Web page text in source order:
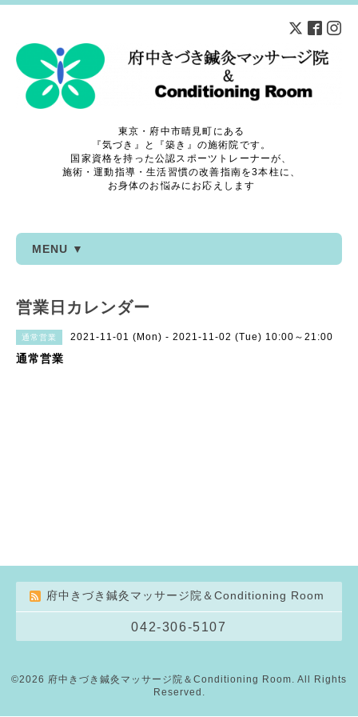
東京・府中市晴見町にある
『気づき』と『築き』の施術院です。
国家資格を持った公認スポーツトレーナーが、
施術・運動指導・生活習慣の改善指南を3本柱に、
お身体のお悩みにお応えします
MENU ▼
営業日カレンダー
通常営業 2021-11-01 (Mon) - 2021-11-02 (Tue) 10:00～21:00
通常営業
府中きづき鍼灸マッサージ院＆Conditioning Room
042-306-5107
©2026 府中きづき鍼灸マッサージ院＆Conditioning Room . All Rights
Reserved.